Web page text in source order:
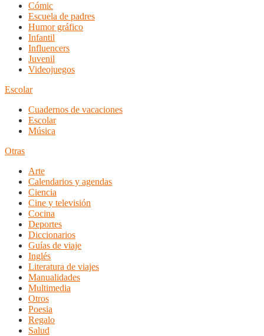
Cómic
Escuela de padres
Humor gráfico
Infantil
Influencers
Juvenil
Videojuegos
Escolar
Cuadernos de vacaciones
Escolar
Música
Otras
Arte
Calendarios y agendas
Ciencia
Cine y televisión
Cocina
Deportes
Diccionarios
Guías de viaje
Inglés
Literatura de viajes
Manualidades
Multimedia
Otros
Poesia
Regalo
Salud